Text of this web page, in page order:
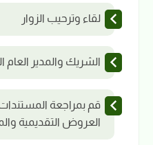
لقاء وترحيب الزوار
الشريك والمدير العام
قم بمراجعة المستندات
العروض التقديمية